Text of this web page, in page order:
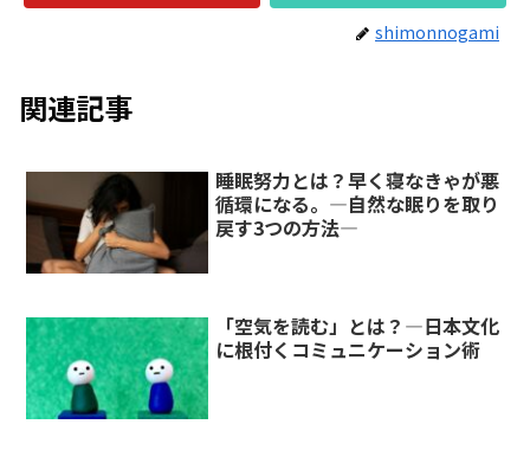
shimonnogami
関連記事
睡眠努力とは？早く寝なきゃが悪
循環になる。―自然な眠りを取り
戻す3つの方法―
「空気を読む」とは？―日本文化
に根付くコミュニケーション術